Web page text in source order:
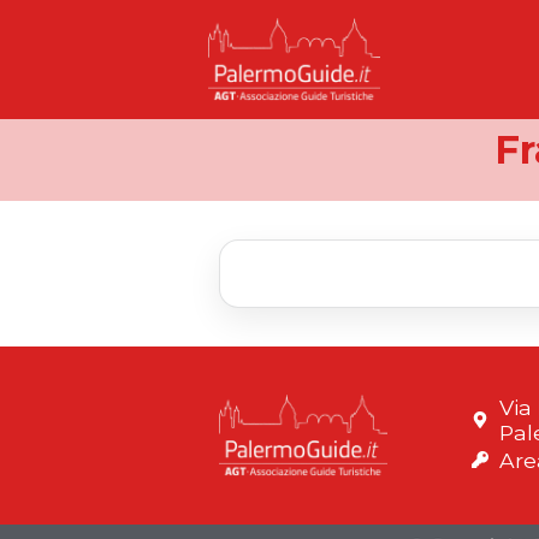
Via